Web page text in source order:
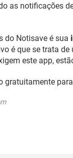
as notificações
do Notisave é sua
é que se trata
este app,
gratuitamente